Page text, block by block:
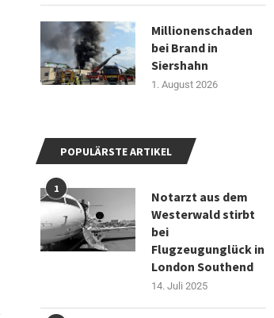
Millionenschaden
bei Brand in
Siershahn
1. August 2026
POPULÄRSTE ARTIKEL
1
Notarzt aus dem
Westerwald stirbt
bei
Flugzeugunglück in
London Southend
14. Juli 2025